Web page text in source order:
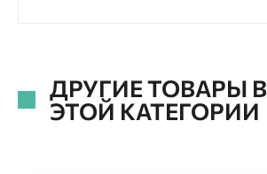
ДРУГИЕ ТОВАРЫ В
ЭТОЙ КАТЕГОРИИ